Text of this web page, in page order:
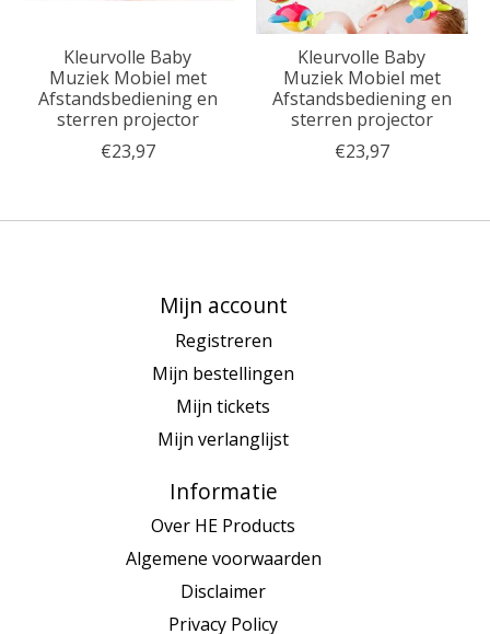
Kleurvolle Baby
Muziek Mobiel met
Afstandsbediening en
sterren projector
€23,97
Kleurvolle Baby
Muziek Mobiel met
Afstandsbediening en
sterren projector
€23,97
Mijn account
Registreren
Mijn bestellingen
Mijn tickets
Mijn verlanglijst
Informatie
Over HE Products
Algemene voorwaarden
Disclaimer
Privacy Policy